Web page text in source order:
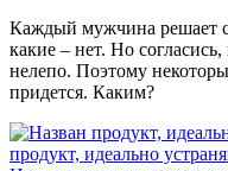
Каждый мужчина решает
какие – нет. Но
нелепо. Поэтому
придется. Каким?
продукт, идеально